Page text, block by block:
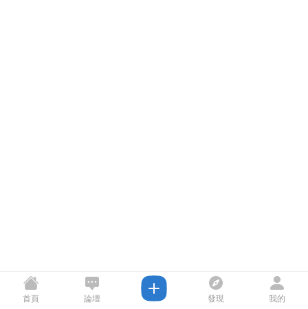
首頁 論壇 發現 我的